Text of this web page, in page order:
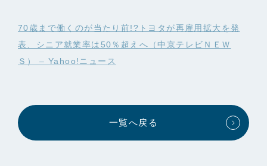
70歳まで働くのが当たり前!?トヨタが再雇用拡大を発
表、シニア就業率は50％超えへ（中京テレビＮＥＷ
Ｓ） – Yahoo!ニュース
一覧へ戻る